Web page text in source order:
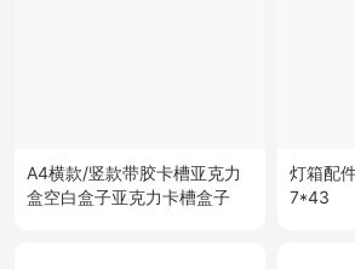
A4横款/竖款带胶卡槽亚克力
盒空白盒子亚克力卡槽盒子
灯箱配
7*43